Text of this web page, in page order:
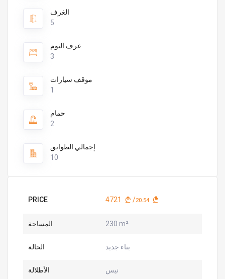
الغرف
5
غرف النوم
3
موقف سيارات
1
حمام
2
إجمالي الطوابق
10
PRICE 4721 /20.54
المساحة 230 m²
الحالة بناء جديد
الأطلالة نيس